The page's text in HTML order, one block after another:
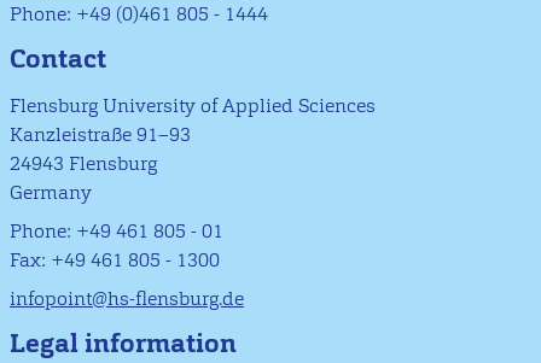
Phone: +49 (0)461 805 - 1444
Contact
Flensburg University of Applied Sciences
Kanzleistraße 91–93
24943 Flensburg
Germany
Phone: +49 461 805 - 01
Fax: +49 461 805 - 1300
infopoint@hs-flensburg.de
Legal information